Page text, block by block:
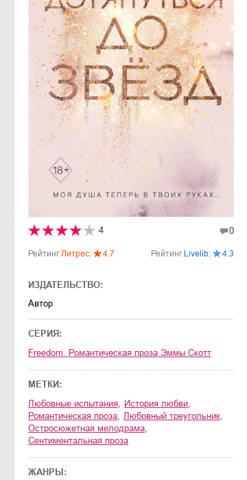
4 0
РейтингЛитрес: 4.7 Рейтинг Livelib: 4.3
ИЗДАТЕЛЬСТВО:
Автор
СЕРИЯ:
Freedom. Романтическая проза Эммы Скотт
МЕТКИ:
любовные испытания, история любви,
романтическая проза, любовный треугольник,
остросюжетная мелодрама,
сентиментальная проза
ЖАНРЫ: